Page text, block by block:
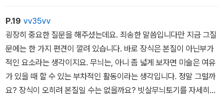
잔잔하게 흐르는 나일 강은 여유롭게 뱃놀이를 즐기며 이집트의 풍광
을 만끽하기 좋은 관광지다. 하지만 5000년 전 이집트인은 매년 반
복되는 나일 강의 범람처럼 인간의 삶도 생과 사를 오가며 영원하리
라 믿었다. 범람이 잦아들면 비옥해지는 토지처럼 사후의 삶도 풍요
로우리라 생각했다.
- 2부 이집트 미술 프롤로그 중에서
P.19 vv35vv
굉장히 중요한 질문을 해주셨는데요. 죄송한 말씀입니다만 지금 그질
문에는 한 가지 편견이 깔려 있습니다. 바로 장식은 본질이 아닌부가
적인 요소라는 생각이지요. 무늬는, 아니 좀 넓게 보자면 미술은 여유
가 있을 때 할 수 있는 부차적인 활동이라는 생각입니다. 정말 그럴까
요? 장식이 오히려 본질일 수는 없을까요? 빗살무늬토기를 자세히